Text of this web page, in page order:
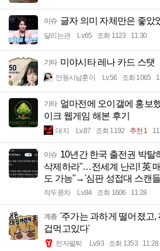
이슈 글자 의미 자체만은 좋았
달리는관 Lv.65 조회 1123 11:30
기타 미야시타 레나 카드 스탯
안동시남훈이 Lv.56 조회 1065
기타 얼마전에 오이갤에 홍보
이크 웹게임 해본 후기
대지 Lv.87 조회 1192 추천 1
이슈 10년간 한국 출전권 박탈
삭제하라"…전세계 난리! 英
도 가능"→'심판 성접대 스캔
작두콩차 Lv.84 조회 1606 11:28
계층 '주가는 과하게 떨어졌고,
겁먹고있다'
전자팔찌 Lv.93 조회 1353 11:28